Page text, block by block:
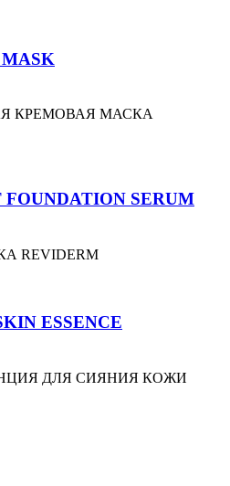
КРЕМОВАЯ МАСКА
SERUM
REVIDERM
ESSENCE
ДЛЯ СИЯНИЯ КОЖИ